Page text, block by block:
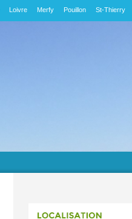
recherche
Loivre Merfy Pouillon St-Thierry